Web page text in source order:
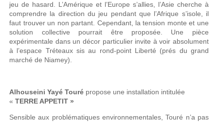
jeu de hasard. L’Amérique et l’Europe s’allies, l’Asie cherche à
comprendre la direction du jeu pendant que l’Afrique s’isole, il
faut trouver un non partant. Cependant, la tension monte et une
solution collective pourrait être proposée. Une pièce
expérimentale dans un décor particulier invite à voir absolument
à l’espace Tréteaux sis au rond-point Liberté (prés du grand
marché de Niamey).
Alhouseini Yayé Touré propose une installation intitulée
«TERRE APPETIT »
Sensible aux problématiques environnementales, Touré n’a pas